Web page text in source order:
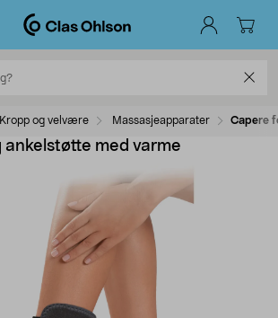
Kropp og velvære Massasjeapparater Capere
med varme